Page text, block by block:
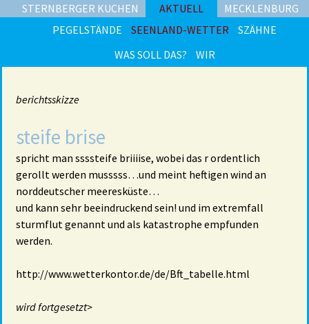
STERNBERGER KUCHEN AKTUELL
MECKLENBURG
PEGELSTÄNDE
SEENLAND-WETTER
SZÄHNE
WAS SOLL DAS?
WIR
berichtsskizze
steife brise
spricht man ssssteife briiiise, wobei das r ordentlich
gerollt werden musssss…und meint heftigen wind an
norddeutscher meeresküste…
und kann sehr beeindruckend sein! und im extremfall
sturmflut genannt und als katastrophe empfunden
werden.
http://www.wetterkontor.de/de/Bft_tabelle.html
wird fortgesetzt>